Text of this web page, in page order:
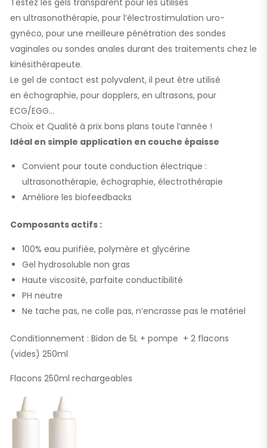
Testez les gels transparent pour les utilisés
en ultrasonothérapie, pour l’électrostimulation uro-
gynéco, pour une meilleure pénétration des sondes
vaginales ou sondes anales durant des traitements chez le
kinésithérapeute.
Le gel de contact est polyvalent, il peut être utilisé
en échographie, pour dopplers, en ultrasons, pour
ECG/EGG…
Choix et Qualité à prix bons plans toute l’année !
Idéal en simple application en couche épaisse
Convient pour toute conduction électrique :
ultrasonothérapie, échographie, électrothérapie
Améliore les biofeedbacks
Composants actifs :
100% eau purifiée, polymère et glycérine
Gel hydrosoluble non gras
Haute viscosité, parfaite conductibilité
PH neutre
Ne tache pas, ne colle pas, n’encrasse pas le matériel
Conditionnement : Bidon de 5L + pompe + 2 flacons
(vides) 250ml
Flacons 250ml rechargeables